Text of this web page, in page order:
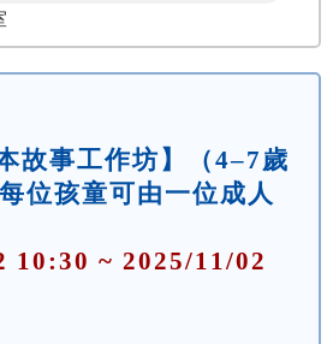
故事工作坊】（4–7歲
位孩童可由一位成人
10:30 ~ 2025/11/02